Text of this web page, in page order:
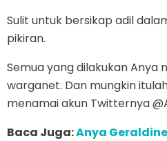
Sulit untuk bersikap adil
pikiran.
Semua yang dilakukan Anya
warganet. Dan mungkin
menamai akun Twitternya
Baca Juga:Anya